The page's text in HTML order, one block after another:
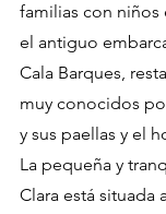
familias con niños
el antiguo
Cala Barques,
muy conocidos
y sus paellas y el
La pequeña y
Clara está situada